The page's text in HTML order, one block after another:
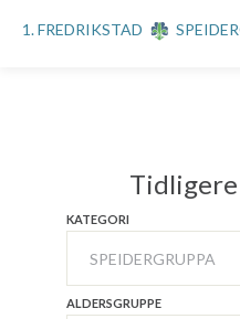
1. FREDRIKSTAD
KATEGORI
ALDERSGRUPPE